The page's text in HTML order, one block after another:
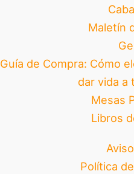
Maletín
Guía de Compra: Cómo
dar vida a
Mesas
Libros
Política